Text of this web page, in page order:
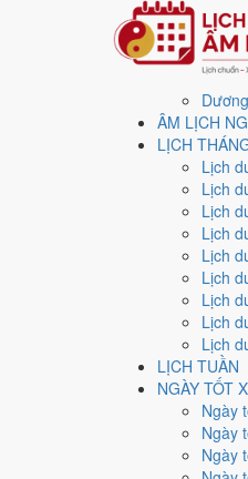
ÂM LỊCH
LỊCH
Lịch
Lịch
Lịch
Lịch
Lịch
Lịch
Lịch
Lịch
Lịch
LỊCH TUẦN
NGÀY TỐT
Ngày
Ngày
Ngày
Trang chủ
Lịch năm 2026
Tháng 8/2026
Ngày 28/8/
Xem
Ngày 28/8/2026
điểm trung bình7.1/
Ngày Dương
Thứ Sáu
Tháng 8 năm 2026